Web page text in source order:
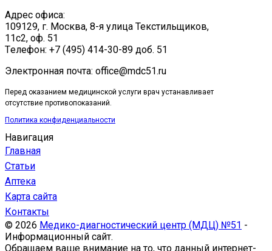
Адрес офиса:
109129, г. Москва, ​8-я улица Текстильщиков,
11с2, оф. 51
Tелефон: +7 (495) 414-30-89 доб. 51
Электронная почта: office@mdc51.ru
Перед оказанием медицинской услуги врач устанавливает
отсутствие противопоказаний.
Политика конфиденциальности
Навигация
Главная
Статьи
Аптека
Карта сайта
Контакты
© 2026 Медико-диагностический центр (МДЦ) №51 -
Информационный сайт.
Обращаем ваше внимание на то, что данный интернет-